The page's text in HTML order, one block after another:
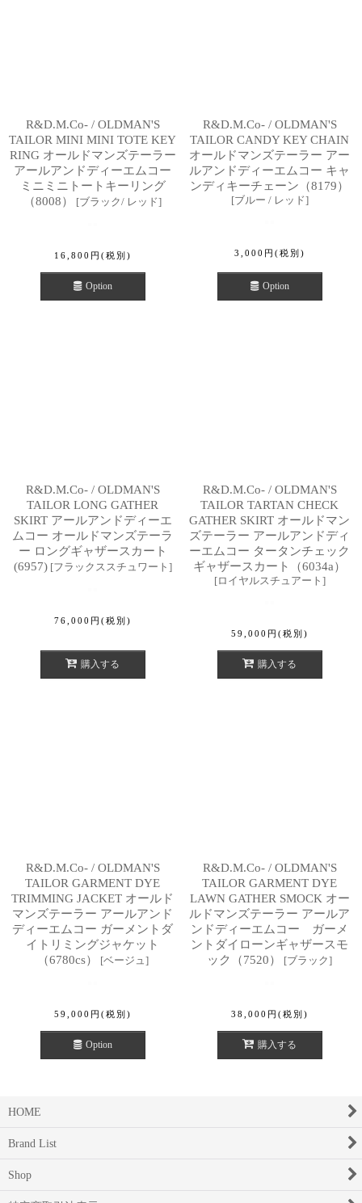
R&D.M.Co- / OLDMAN'S
TAILOR MINI MINI TOTE KEY
RING オールドマンズテーラー
アールアンドディーエムコー
ミニミニトートキーリング
（8008）
[ブラック/ レッド]
16,800 円 (税別)
Option
R&D.M.Co- / OLDMAN'S
TAILOR CANDY KEY CHAIN
オールドマンズテーラー アー
ルアンドディーエムコー キャ
ンディキーチェーン（8179）
[ブルー / レッド]
3,000 円 (税別)
Option
R&D.M.Co- / OLDMAN'S
TAILOR LONG GATHER
SKIRT アールアンドディーエ
ムコー オールドマンズテーラ
ー ロングギャザースカート
(6957) [フラックススチュワート ]
76,000 円 (税別)
購入する
R&D.M.Co- / OLDMAN'S
TAILOR TARTAN CHECK
GATHER SKIRT オールドマン
ズテーラー アールアンドディ
ーエムコー タータンチェック
ギャザースカート（6034a）
[ロイヤルスチュアート ]
59,000 円 (税別)
購入する
R&D.M.Co- / OLDMAN'S
TAILOR GARMENT DYE
TRIMMING JACKET オールド
マンズテーラー アールアンド
ディーエムコー ガーメントダ
イトリミングジャケット
（6780cs）
[ベージュ ]
59,000 円 (税別)
Option
R&D.M.Co- / OLDMAN'S
TAILOR GARMENT DYE
LAWN GATHER SMOCK オー
ルドマンズテーラー アールア
ンドディーエムコー ガーメ
ントダイローンギャザースモ
ック（7520）
[ブラック]
38,000 円 (税別)
購入する
HOME
Brand List
Shop